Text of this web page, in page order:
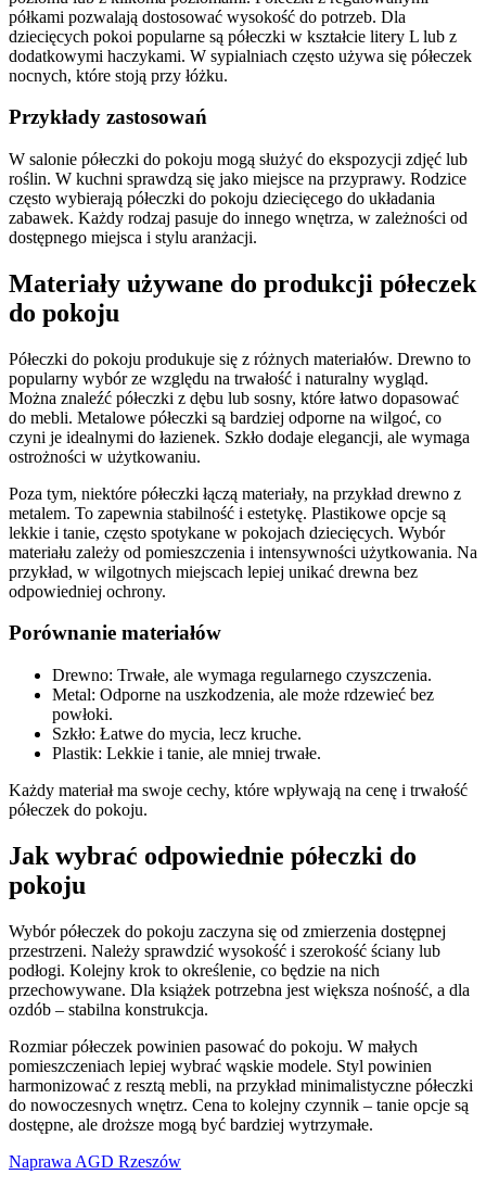
półkami pozwalają dostosować wysokość do potrzeb. Dla
dziecięcych pokoi popularne są półeczki w kształcie litery L lub z
dodatkowymi haczykami. W sypialniach często używa się półeczek
nocnych, które stoją przy łóżku.
Przykłady zastosowań
W salonie półeczki do pokoju mogą służyć do ekspozycji zdjęć lub
roślin. W kuchni sprawdzą się jako miejsce na przyprawy. Rodzice
często wybierają półeczki do pokoju dziecięcego do układania
zabawek. Każdy rodzaj pasuje do innego wnętrza, w zależności od
dostępnego miejsca i stylu aranżacji.
Materiały używane do produkcji półeczek
do pokoju
Półeczki do pokoju produkuje się z różnych materiałów. Drewno to
popularny wybór ze względu na trwałość i naturalny wygląd.
Można znaleźć półeczki z dębu lub sosny, które łatwo dopasować
do mebli. Metalowe półeczki są bardziej odporne na wilgoć, co
czyni je idealnymi do łazienek. Szkło dodaje elegancji, ale wymaga
ostrożności w użytkowaniu.
Poza tym, niektóre półeczki łączą materiały, na przykład drewno z
metalem. To zapewnia stabilność i estetykę. Plastikowe opcje są
lekkie i tanie, często spotykane w pokojach dziecięcych. Wybór
materiału zależy od pomieszczenia i intensywności użytkowania. Na
przykład, w wilgotnych miejscach lepiej unikać drewna bez
odpowiedniej ochrony.
Porównanie materiałów
Drewno: Trwałe, ale wymaga regularnego czyszczenia.
Metal: Odporne na uszkodzenia, ale może rdzewieć bez
powłoki.
Szkło: Łatwe do mycia, lecz kruche.
Plastik: Lekkie i tanie, ale mniej trwałe.
Każdy materiał ma swoje cechy, które wpływają na cenę i trwałość
półeczek do pokoju.
Jak wybrać odpowiednie półeczki do
pokoju
Wybór półeczek do pokoju zaczyna się od zmierzenia dostępnej
przestrzeni. Należy sprawdzić wysokość i szerokość ściany lub
podłogi. Kolejny krok to określenie, co będzie na nich
przechowywane. Dla książek potrzebna jest większa nośność, a dla
ozdób – stabilna konstrukcja.
Rozmiar półeczek powinien pasować do pokoju. W małych
pomieszczeniach lepiej wybrać wąskie modele. Styl powinien
harmonizować z resztą mebli, na przykład minimalistyczne półeczki
do nowoczesnych wnętrz. Cena to kolejny czynnik – tanie opcje są
dostępne, ale droższe mogą być bardziej wytrzymałe.
Naprawa AGD Rzeszów